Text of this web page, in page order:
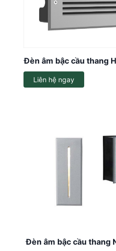
Đèn âm bậc cầu thang
Liên hệ ngay
Đèn âm bậc cầu thang